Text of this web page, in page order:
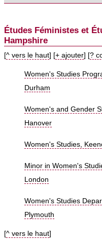
Études Féministes et
Hampshire
[^ vers le haut] [+ ajouter] [?
Women's Studies
Durham
Women's and Gender
Hanover
Women's Studies,
Minor in Women's
London
Women's Studies
Plymouth
[^ vers le haut]